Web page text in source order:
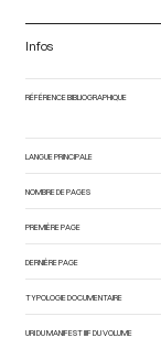
Infos
RÉFÉRENCE BIBLIOGRAPHIQUE
LANGUE PRINCIPALE
NOMBRE DE PAGES
PREMIÈRE PAGE
DERNIÈRE PAGE
TYPOLOGIE DOCUMENTAIRE
URI DU MANIFEST IIIF DU VOLUME